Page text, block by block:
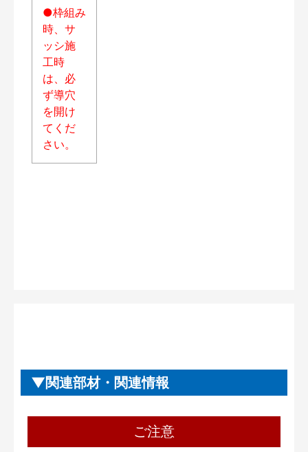
●枠組み
時、サ
ッシ施
工時
は、必
ず導穴
を開け
てくだ
さい。
関連部材・関連情報
ご注意